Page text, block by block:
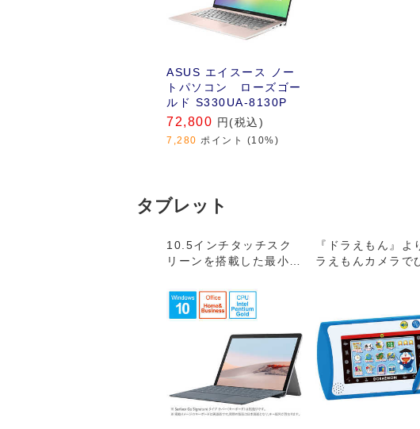
ASUS エイスース ノー
トパソコン ローズゴー
ルド S330UA-8130P
72,800 円(税込)
7,280 ポイント (10%)
タブレット
10.5インチタッチスク
リーンを搭載した最小､
『ドラえもん』よ
ラえもんカメラで